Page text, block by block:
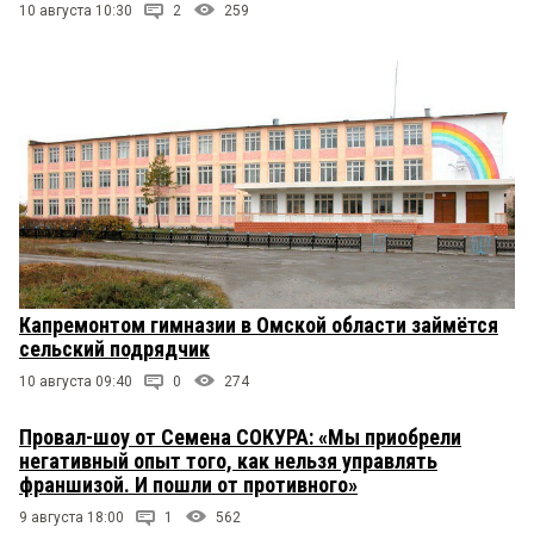
10 августа 10:30 2 259
Капремонтом гимназии в Омской области займётся
сельский подрядчик
10 августа 09:40 0 274
Провал-шоу от Семена СОКУРА: «Мы приобрели
негативный опыт того, как нельзя управлять
франшизой. И пошли от противного»
9 августа 18:00 1 562